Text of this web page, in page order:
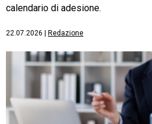
calendario di adesione.
22.07.2026 Redazione